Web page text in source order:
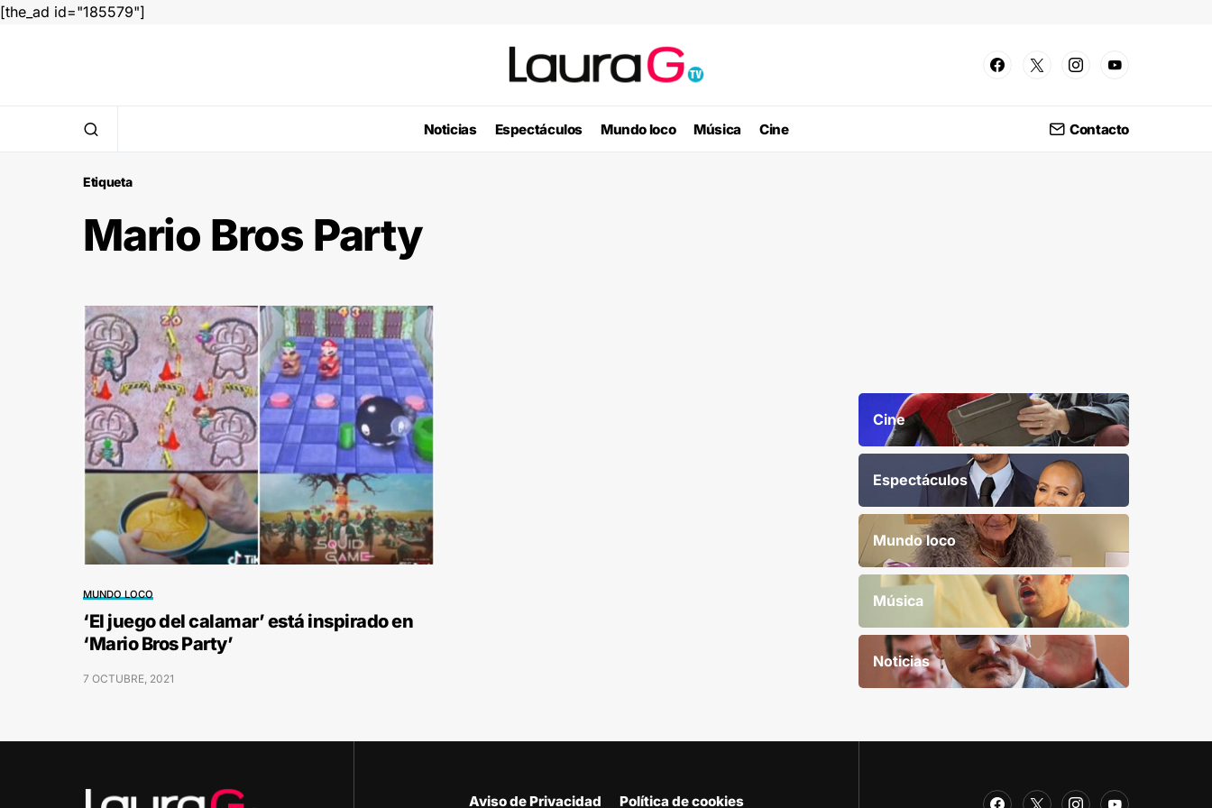
[the_ad id="185579"]
Noticias Espectáculos Mundo loco Música Cine Contacto
Etiqueta
Mario Bros Party
MUNDO LOCO
‘El juego del calamar’ está inspirado en
‘Mario Bros Party’
7 OCTUBRE, 2021
Cine
Espectáculos
Mundo loco
Música
Noticias
Aviso de Privacidad Política de cookies